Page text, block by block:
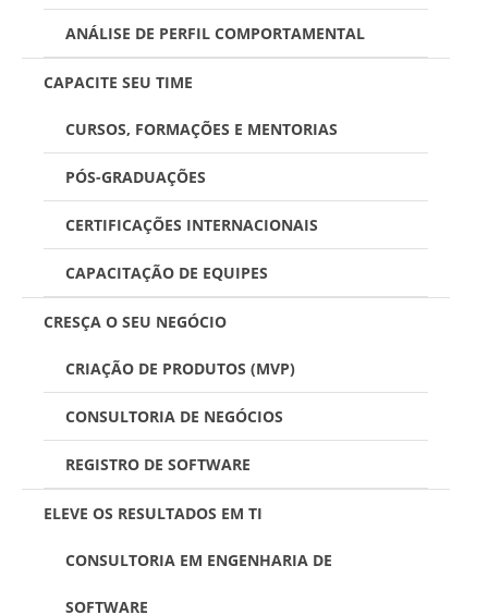
ANÁLISE DE PERFIL COMPORTAMENTAL
CAPACITE SEU TIME
CURSOS, FORMAÇÕES E MENTORIAS
PÓS-GRADUAÇÕES
CERTIFICAÇÕES INTERNACIONAIS
CAPACITAÇÃO DE EQUIPES
CRESÇA O SEU NEGÓCIO
CRIAÇÃO DE PRODUTOS (MVP)
CONSULTORIA DE NEGÓCIOS
REGISTRO DE SOFTWARE
ELEVE OS RESULTADOS EM TI
CONSULTORIA EM ENGENHARIA DE
SOFTWARE